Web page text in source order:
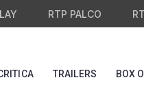
RTP PALCO
TRAILERS BOX